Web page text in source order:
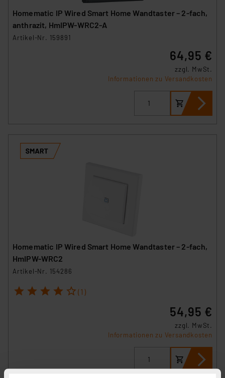
Homematic IP Wired Smart Home Wandtaster – 2-fach,
anthrazit, HmIPW-WRC2-A
Artikel-Nr. 159891
64,95 €
zzgl. MwSt.
Informationen zu Versandkosten
Homematic IP Wired Smart Home Wandtaster – 2-fach,
HmIPW-WRC2
Artikel-Nr. 154286
1 2 3 4 5 (1)
54,95 €
zzgl. MwSt.
Informationen zu Versandkosten